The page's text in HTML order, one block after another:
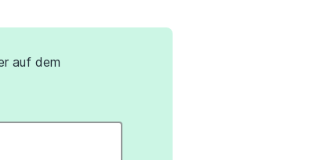
auf dem